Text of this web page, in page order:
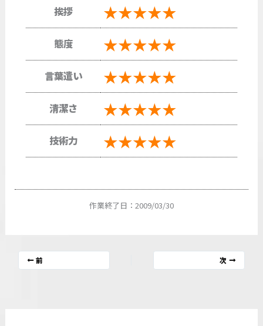
挨拶 ★★★★★
態度 ★★★★★
言葉遣い ★★★★★
清潔さ ★★★★★
技術力 ★★★★★
作業終了日：2009/03/30
前 次